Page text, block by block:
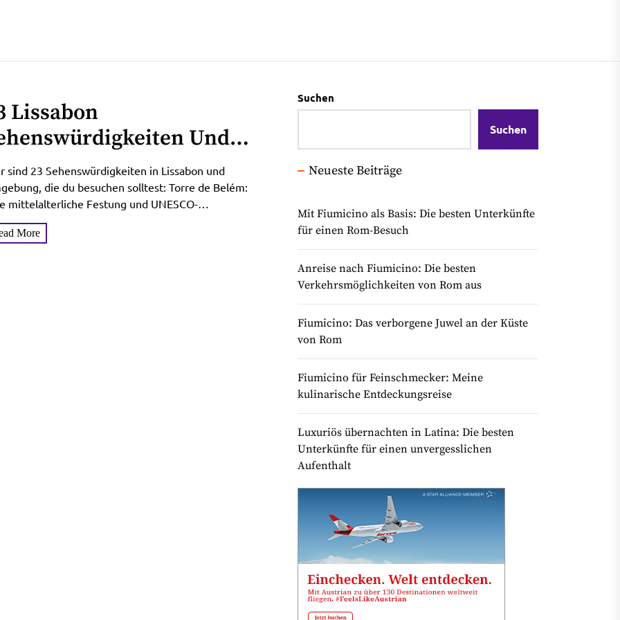
Lissabon
Und
Region, Die Du
Musst!
sind 23 Sehenswürdigkeiten in Lissabon und
die du besuchen solltest: Torre de Belém:
mittelalterliche Festung und UNESCO-
am Ufer des Flusses Tejo....
More
Suchen
Suchen
Neueste Beiträge
Mit Fiumicino als Basis: Die besten Unterkünfte
für einen Rom-Besuch
Anreise nach Fiumicino: Die besten
Verkehrsmöglichkeiten von Rom aus
Fiumicino: Das verborgene Juwel an der Küste
von Rom
Fiumicino für Feinschmecker: Meine
kulinarische Entdeckungsreise
Luxuriös übernachten in Latina: Die besten
Unterkünfte für einen unvergesslichen
Aufenthalt